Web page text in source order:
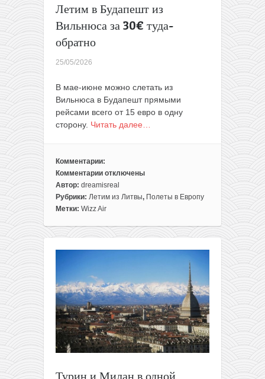
15€
одну
сторону
Летим в Будапешт из
Вильнюса за 30€ туда-
обратно
25/05/2026
В мае-июне можно слетать из
Вильнюса в Будапешт прямыми
рейсами всего от 15 евро в одну
сторону. Читать далее…
Комментарии:
Комментарии
к
записи
Летим
Будапешт
30€
туда-
обратно
отключены
Автор: dreamisreal
Рубрики: Летим из Литвы, Полеты в Европу
Метки: Wizz Air
Турин и Милан в одной